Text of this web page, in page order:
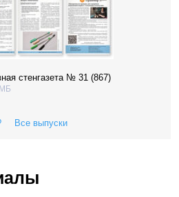
стенгазета № 31 (867)
Все выпуски